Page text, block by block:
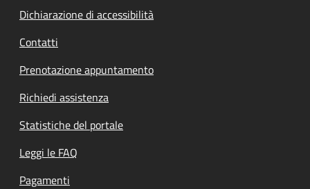
Dichiarazione di accessibilità
Contatti
Prenotazione appuntamento
Richiedi assistenza
Statistiche del portale
Leggi le FAQ
Pagamenti